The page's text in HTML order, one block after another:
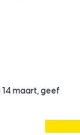
maart, geef